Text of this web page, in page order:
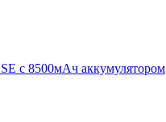
с 8500мАч аккумулятором